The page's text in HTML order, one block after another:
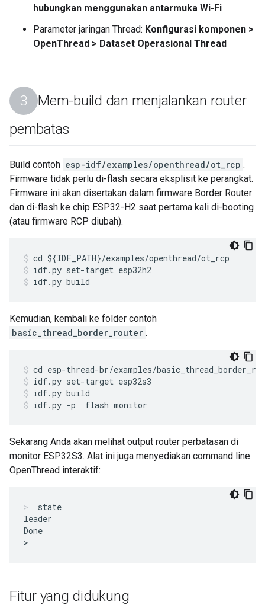
hubungkan menggunakan antarmuka Wi-Fi
Parameter jaringan Thread: Konfigurasi komponen >
OpenThread > Dataset Operasional Thread
Mem-build dan menjalankan router
pembatas
Build contoh esp-idf/examples/openthread/ot_rcp .
Firmware tidak perlu di-flash secara eksplisit ke perangkat.
Firmware ini akan disertakan dalam firmware Border Router
dan di-flash ke chip ESP32-H2 saat pertama kali di-booting
(atau firmware RCP diubah).
cd ${IDF_PATH}/examples/openthread/ot_rcp
idf.py set-target esp32h2
idf.py build
Kemudian, kembali ke folder contoh
basic_thread_border_router .
cd esp-thread-br/examples/
idf.py set-target esp32s3
idf.py build
idf.py -p
flash monitor
Sekarang Anda akan melihat output router perbatasan di
monitor ESP32S3. Alat ini juga menyediakan command line
OpenThread interaktif:
state
leader
Done
Fitur yang didukung